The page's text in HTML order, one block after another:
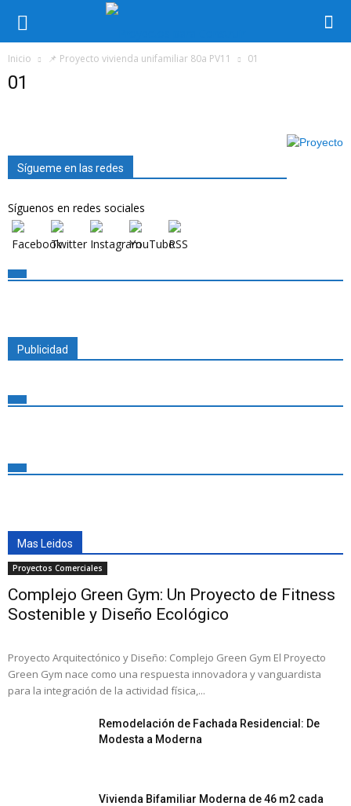
Inicio 📌 Proyecto vivienda unifamiliar 80a PV11 01
01
Sígueme en las redes
Síguenos en redes sociales
Publicidad
Mas Leidos
Proyectos Comerciales
Complejo Green Gym: Un Proyecto de Fitness
Sostenible y Diseño Ecológico
Proyecto Arquitectónico y Diseño: Complejo Green Gym El Proyecto
Green Gym nace como una respuesta innovadora y vanguardista
para la integración de la actividad física,...
Remodelación de Fachada Residencial: De
Modesta a Moderna
Vivienda Bifamiliar Moderna de 46 m2 cada